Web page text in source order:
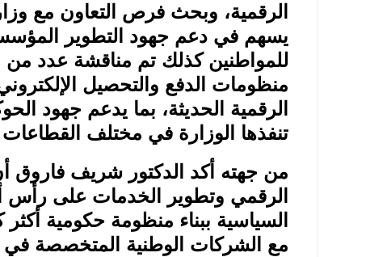
الرقمية، وبحث فرص التعاون مع
يسهم في دعم جهود التطوير
للمواطنين كذلك تم مناقشة عدد من
منظومات الدفع والتحصيل
الرقمية الحديثة، بما يدعم جهود
تنفذها الوزارة في مختلف القطاعات
من جهته أكد الدكتور شريف فاروق
الرقمي وتطوير الخدمات على رأس
السياسية ببناء منظومة حكومية
مع الشركات الوطنية المتخصصة في